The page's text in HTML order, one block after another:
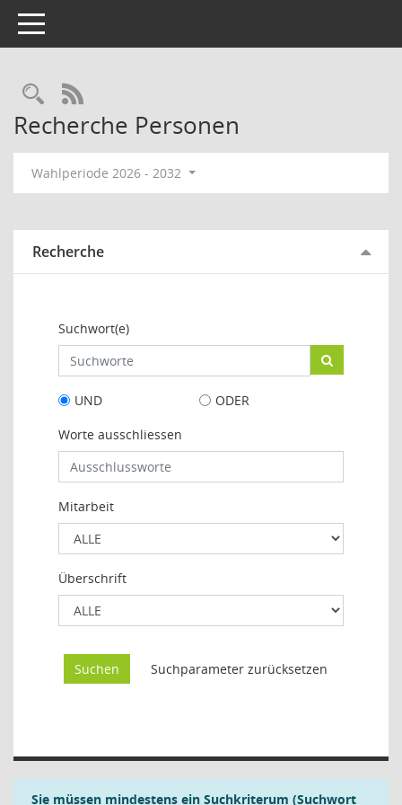
Toggle navigation
Rechercheauswahl
RSS-Feed
Recherche Personen
Wahlperiode 2026 - 2032
Recherche
Suchwort(e)
UND
ODER
Worte ausschliessen
Mitarbeit
Überschrift
Sie müssen mindestens ein Suchkriterum (Suchwort